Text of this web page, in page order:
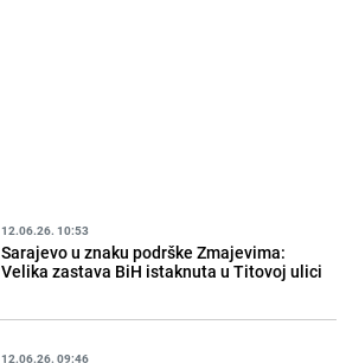
12.06.26. 10:53
Sarajevo u znaku podrške Zmajevima:
Velika zastava BiH istaknuta u Titovoj ulici
12.06.26. 09:46